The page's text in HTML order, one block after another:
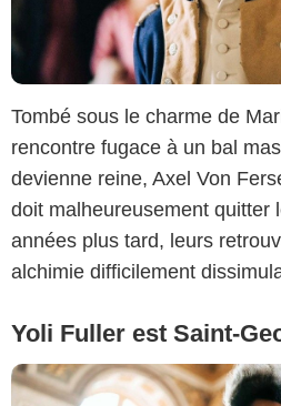
Tombé sous le charme de
rencontre fugace à un bal
devienne reine, Axel Von
doit malheureusement quitter
années plus tard, leurs
alchimie difficilement
Yoli Fuller est Saint-
Copyright Caroline Dubois - Capa Drama /
/ Canal+